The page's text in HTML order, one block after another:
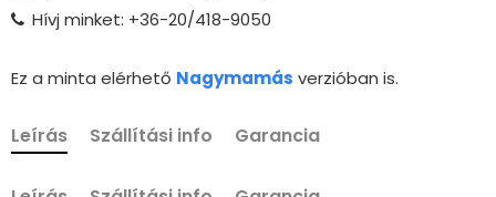
Hívj minket: +36-20/418-9050
Ez a minta elérhető Nagymamás verzióban is.
Leírás Szállítási info Garancia